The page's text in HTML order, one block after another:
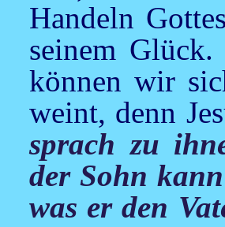
Handeln
seinem Glück.
können wir
weint, denn
sprach zu
der Sohn
was er den